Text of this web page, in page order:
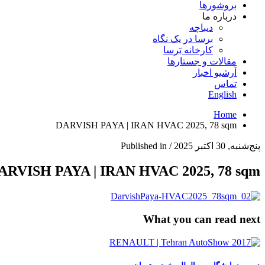
بروشورها
درباره ما
دیباچه
برسا در یک نگاه
کارخانه بَرسا
مقالات و جستارها
آرشیو اخبار
تماس
English
Home
DARVISH PAYA | IRAN HVAC 2025, 78 sqm
پنج‌شنبه, 30 اکتبر 2025 /
Published in
PAYA | IRAN HVAC 2025, 78 sqm
What you can read next